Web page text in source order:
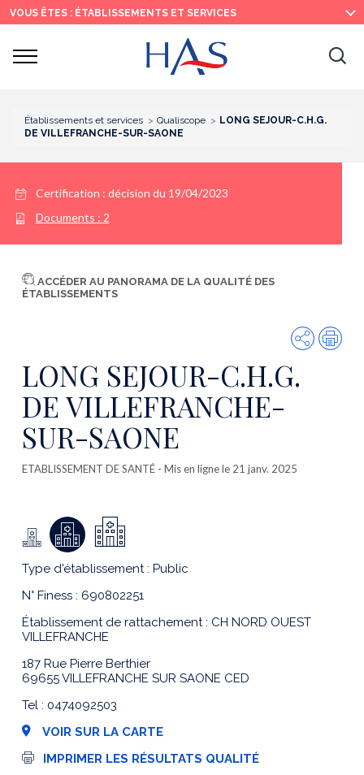
Recherche
Menu
principal
Contenu
principal
VOUS ÊTES : ÉTABLISSEMENTS ET SERVICES
Ouvrir
Établissements et services Qualiscope
LONG SEJOUR-C.H.G.
DE VILLEFRANCHE-SUR-SAONE
Certification : décision du 19/04/2023
Documents : 2
ACCÉDER AU PANORAMA DE LA QUALITÉ DES
ÉTABLISSEMENTS
Partager
LONG SEJOUR-C.H.G.
DE VILLEFRANCHE-
SUR-SAONE
ETABLISSEMENT DE SANTÉ - Mis en ligne le 21 janv. 2025
Type d'établissement : Public
N° Finess : 690802251
Établissement de rattachement : CH NORD OUEST
VILLEFRANCHE
187 Rue Pierre Berthier
69655 VILLEFRANCHE SUR SAONE CED
Tel : 0474092503
VOIR SUR LA CARTE
I
IMPRIMER LES RÉSULTATS QUALITÉ